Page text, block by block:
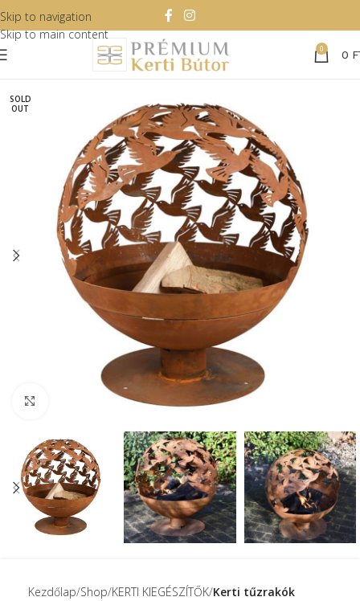
Skip to navigation
Skip to main content
0 0
SOLD
OUT
Click to enlarge
Kezdőlap Shop KERTI KIEGÉSZÍTŐK Kerti tűzrakók